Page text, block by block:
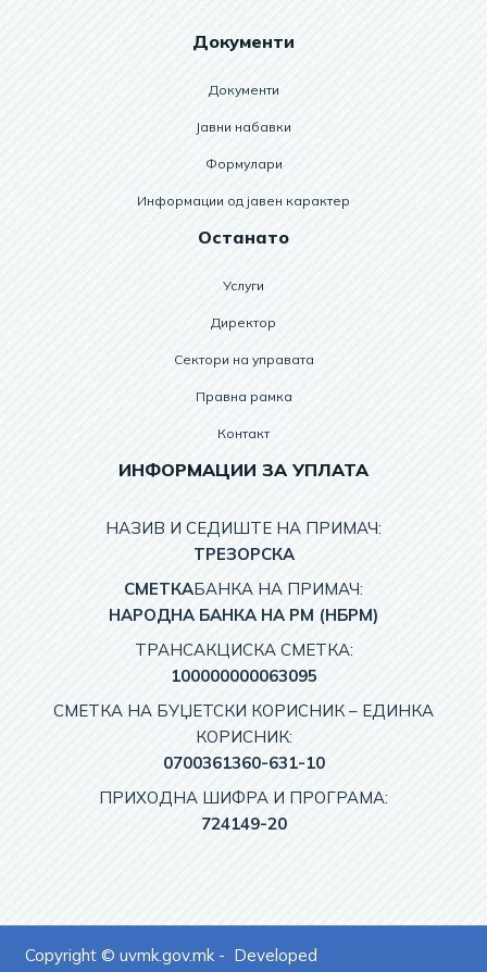
Документи
Документи
Јавни набавки
Формулари
Информации од јавен карактер
Останато
Услуги
Директор
Сектори на управата
Правна рамка
Контакт
ИНФОРМАЦИИ ЗА УПЛАТА
НАЗИВ И СЕДИШТЕ НА ПРИМАЧ:
TРЕЗОРСКА
СМЕТКАБАНКА НА ПРИМАЧ:
НАРОДНА БАНКА НА РМ (НБРМ)
ТРАНСАКЦИСКА СМЕТКА:
100000000063095
СМЕТКА НА БУЏЕТСКИ КОРИСНИК – EДИНКА
КОРИСНИК:
0700361360-631-10
ПРИХОДНА ШИФРА И ПРОГРАМА:
724149-20
Copyright © uvmk.gov.mk - Developed